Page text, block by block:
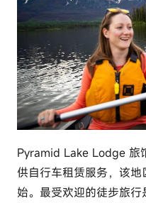
Pyramid Lake Lodge 旅
供自行车租赁服务，该
始。最受欢迎的徒步旅